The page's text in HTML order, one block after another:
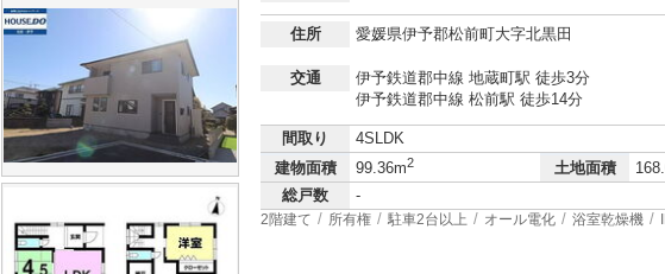
住所 愛媛県伊予郡松前町大字北黒田
交通
伊予鉄道郡中線 地蔵町駅 徒歩3分
伊予鉄道郡中線 松前駅 徒歩14分
間取り
4SLDK
建物面積
99.36m2 土地面積
総戸数 -
2階建て 所有権 駐車2台以上 オール電化 浴室乾燥機